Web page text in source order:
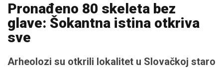
Pronađeno 80 skeleta bez
glave: Šokantna istina otkriva
sve
Arheolozi su otkrili lokalitet u Slovačkoj staro